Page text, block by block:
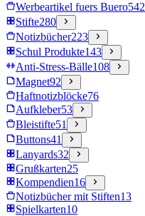
Werbeartikel fuers Buero542
Stifte280
Notizbücher223
Schul Produkte143
Anti-Stress-Bälle108
Magnet92
Haftnotizblöcke76
Aufkleber53
Bleistifte51
Buttons41
Lanyards32
Grußkarten25
Kompendien16
Notizbücher mit Stiften13
Spielkarten10